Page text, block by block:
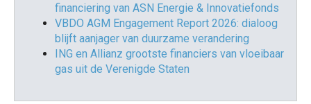
financiering van ASN Energie & Innovatiefonds
VBDO AGM Engagement Report 2026: dialoog
blijft aanjager van duurzame verandering
ING en Allianz grootste financiers van vloeibaar
gas uit de Verenigde Staten